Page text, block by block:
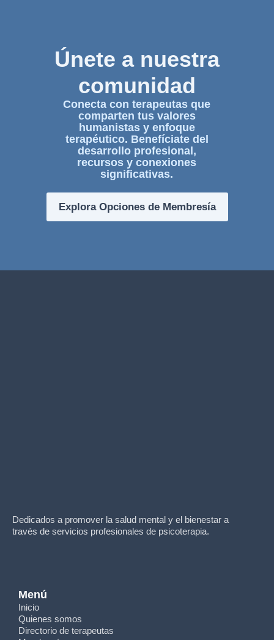
Únete a nuestra
comunidad
Conecta con terapeutas que
comparten tus valores
humanistas y enfoque
terapéutico. Benefíciate del
desarrollo profesional,
recursos y conexiones
significativas.
Explora Opciones de Membresía
Dedicados a promover la salud mental y el bienestar a
través de servicios profesionales de psicoterapia.
Menú
Inicio
Quienes somos
Directorio de terapeutas